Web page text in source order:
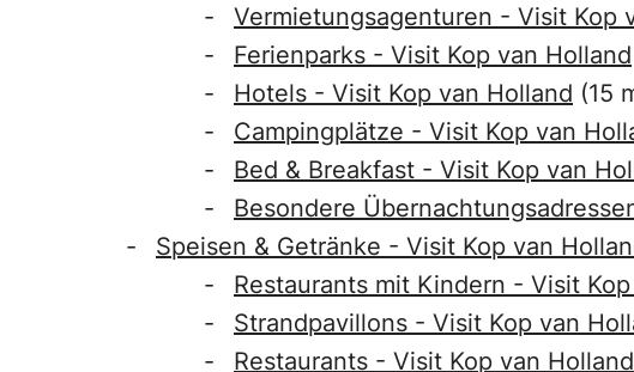
Vermietungsagenturen - Visit Kop
Ferienparks - Visit Kop van Holland
Hotels - Visit Kop van Holland (15
Campingplätze - Visit Kop van
Bed & Breakfast - Visit Kop van
Besondere
Speisen & Getränke - Visit Kop van
Restaurants mit Kindern - Visit
Strandpavillons - Visit Kop van
Restaurants - Visit Kop van Holland